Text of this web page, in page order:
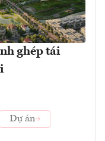
ghép tái
Dự án